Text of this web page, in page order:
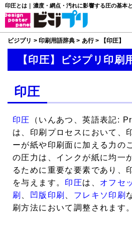
印圧とは｜濃度・網点・汚れに影響する圧の基本
ビジプリ > 印刷用語辞典 > あ行> 【印圧】
【印圧】ビジプリ印刷
印圧
印圧
（いんあつ、英語表記:
は、印刷プロセスにおいて、
ーが紙や印刷面に加える力の
の圧力は、インクが紙に均一
るために重要な要素であり、
を与えます。 印圧は、 オフセ
刷
凹版印刷 フレキソ印刷
刷方法において調整されます。